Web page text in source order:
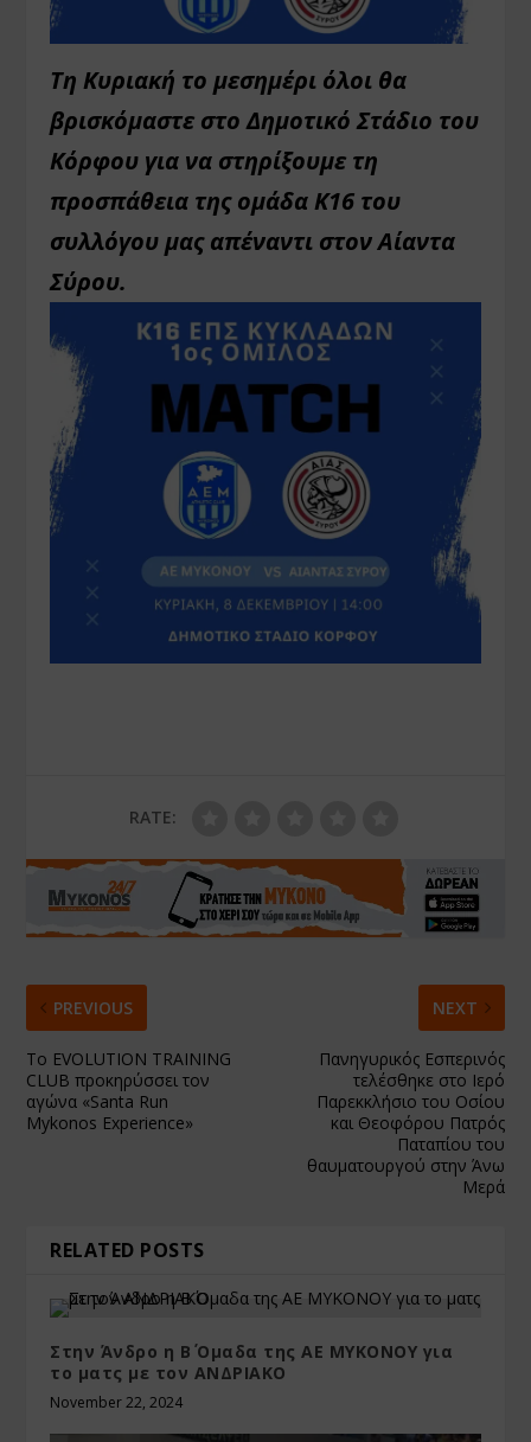
Τη Κυριακή το μεσημέρι όλοι θα
βρισκόμαστε στο Δημοτικό Στάδιο του
Κόρφου για να στηρίξουμε τη
προσπάθεια της ομάδα Κ16 του
συλλόγου μας απέναντι στον Αίαντα
Σύρου.
RATE:
PREVIOUS
Το EVOLUTION TRAINING
CLUB προκηρύσσει τον
αγώνα «Santa Run
Mykonos Experience»
NEXT
Πανηγυρικός Εσπερινός
τελέσθηκε στο Ιερό
Παρεκκλήσιο του Οσίου
και Θεοφόρου Πατρός
Παταπίου του
θαυματουργού στην Άνω
Μερά
RELATED POSTS
Στην Άνδρο η Β΄ Ομαδα της ΑΕ ΜΥΚΟΝΟΥ για
το ματς με τον ΑΝΔΡΙΑΚΟ
November 22, 2024